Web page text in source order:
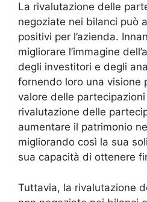
La rivalutazione delle
negoziate nei bilanci può
positivi per l’azienda.
migliorare l’immagine
degli investitori e degli
fornendo loro una visione
valore delle
rivalutazione delle
aumentare il patrimonio
migliorando così la sua
sua capacità di ottenere
Tuttavia, la rivalutazione